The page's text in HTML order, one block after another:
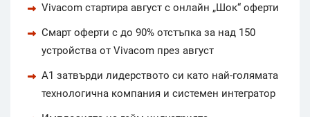
Vivacom стартира август с онлайн „Шок“ оферти
Смарт оферти с до 90% отстъпка за над 150
устройства от Vivacom през август
А1 затвърди лидерството си като най-голямата
технологична компания и системен интегратор